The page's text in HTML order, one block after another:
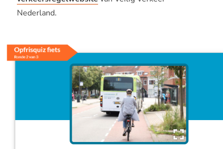
Nederland.